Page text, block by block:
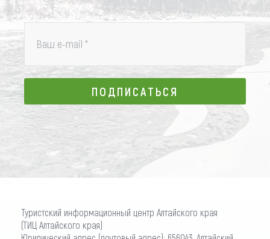
Ваш e-mail *
ПОДПИСАТЬСЯ
ПОДПИСАТЬСЯ
Туристский информационный центр Алтайского края
(ТИЦ Алтайского края)